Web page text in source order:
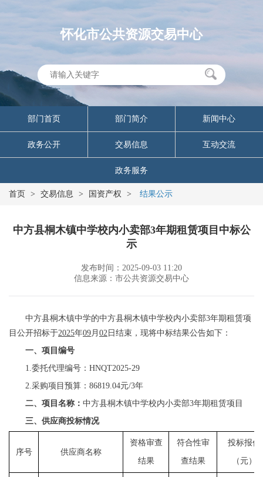
怀化市公共资源交易中心
部门首页 部门简介 新闻中心
政务公开 交易信息 互动交流
政务服务
首页 > 交易信息 > 国资产权 > 结果公示
中方县桐木镇中学校内小卖部3年期租赁项目中标公
示
发布时间：2025-09-03 11:20
信息来源：市公共资源交易中心
中方县桐木镇中学的中方县桐木镇中学校内小卖部3年期租赁项
目公开招标于2025年09月 02 日结束，现将中标结果公告如下：
一、项目编号
1.委托代理编号： HNQT2025-29
2.采购项目预算： 86819.04元/3年
二、项目名称：中方县桐木镇中学校内小卖部3年期租赁项目
三、供应商投标情况
序号 供应商名称
资格审查
结果
符合性审
查结果
投标报价
（元）